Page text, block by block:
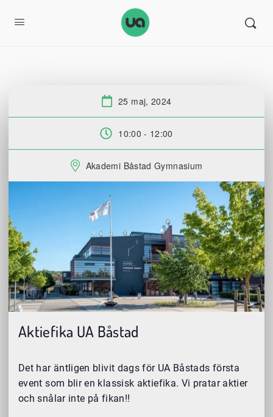
Datum:
25 maj, 2024
Tid:
10:00 - 12:00
Plats:
Akademi Båstad Gymnasium
Aktiefika UA Båstad
Det har äntligen blivit dags för UA Båstads första
event som blir en klassisk aktiefika. Vi pratar aktier
och snålar inte på fikan!!